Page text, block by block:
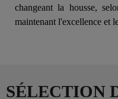
changeant la housse,
maintenant l'excellence et
SÉLECTION